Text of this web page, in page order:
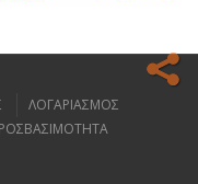
να σας προσφέρει την
ΛΟΓΑΡΙΑΣΜΟΣ